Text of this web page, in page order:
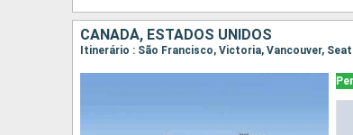
CANADÁ, ESTADOS UNIDOS
Itinerário : São Francisco, Victoria, Vancouver,